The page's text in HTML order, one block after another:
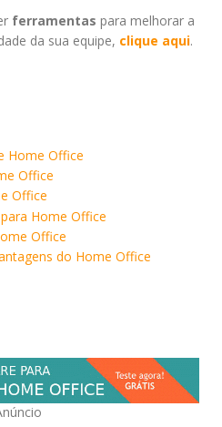
ferramentas para melhorar a
da sua equipe, clique aqui.
Home Office
Office
Office
Home Office
Office
do Home Office